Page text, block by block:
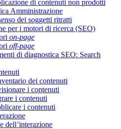
di contenuti non prodotti
Amministrazione
dei soggetti ritratti
per i motori di ricerca (SEO)
on-page
off-page
di diagnostica SEO: Search
dei contenuti
i contenuti
i contenuti
i contenuti
dell’interazione